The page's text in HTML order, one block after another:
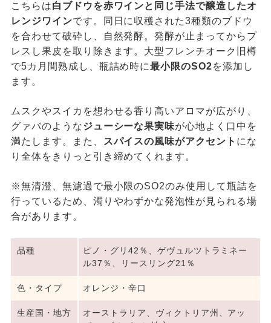
こちらは白ブドウを赤ワインと同じ手法で醸造したオ
レンジワインです。同日に収穫された3種類のブドウ
を合わせて破砕し、自然発酵。発酵が止まってからプ
レスし果皮を取り除きます。大型フレンチオーク旧樽
で5カ月間熟成し、瓶詰め時に最小限のSO2を添加し
ます。
ムスクやスイカを想わせる香り高いアロマが広がり、
グァバのようなジューシーな果実味が心地よく口中を
満たします。また、
スパイスの風味がアクセント にな
り全体をきりっと引き締めてくれます。
※無清澄、無濾過で最小限のSO2のみ使用して瓶詰を
行っているため、濁りやわずかな発泡性が見られる場
合があります。
品種
ピノ・グリ42％、ゲヴュルツトラミネー
ル37％、リースリング21％
色・タイプ オレンジ・辛口
生産国・地方
オーストラリア、ヴィクトリア州、アッ